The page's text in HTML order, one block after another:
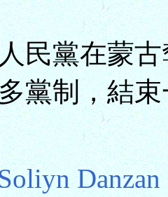
民黨在蒙
黨制，結